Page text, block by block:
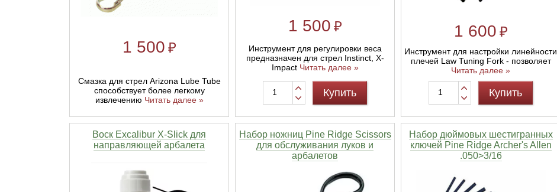
1 500 ₽
Смазка для стрел Arizona Lube Tube
способствует более легкому
извлечению Читать далее »
1 500 ₽
Инструмент для регулировки веса
предназначен для стрел Instinct, X-
Impact Читать далее »
Купить
1 600 ₽
Инструмент для настройки линейности
плечей Law Tuning Fork - позволяет
Читать далее »
Купить
Воск Excalibur X-Slick для
направляющей арбалета
Набор ножниц Pine Ridge Scissors
для обслуживания луков и
арбалетов
Набор дюймовых шестигранных
ключей Pine Ridge Archer's Allen
.050>3/16